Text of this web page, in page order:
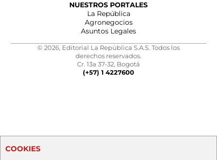
NUESTROS PORTALES
La República
Agronegocios
Asuntos Legales
© 2026, Editorial La República S.A.S. Todos los
derechos reservados.
Cr. 13a 37-32, Bogotá
(+57) 1 4227600
COOKIES